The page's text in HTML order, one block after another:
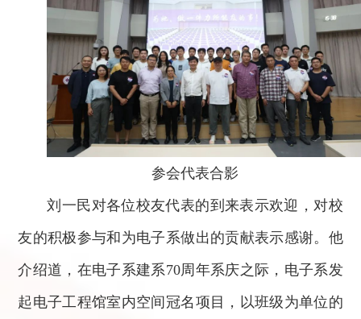
参会代表合影
刘一民对各位校友代表的到来表示欢迎，对校
友的积极参与和为电子系做出的贡献表示感谢。他
介绍道，在电子系建系70周年系庆之际，电子系发
起电子工程馆室内空间冠名项目，以班级为单位的